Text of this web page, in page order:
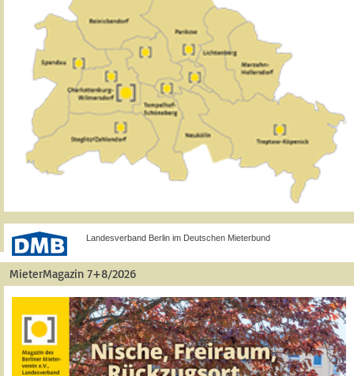
Landesverband Berlin im Deutschen Mieterbund
MieterMagazin 7+8/2026